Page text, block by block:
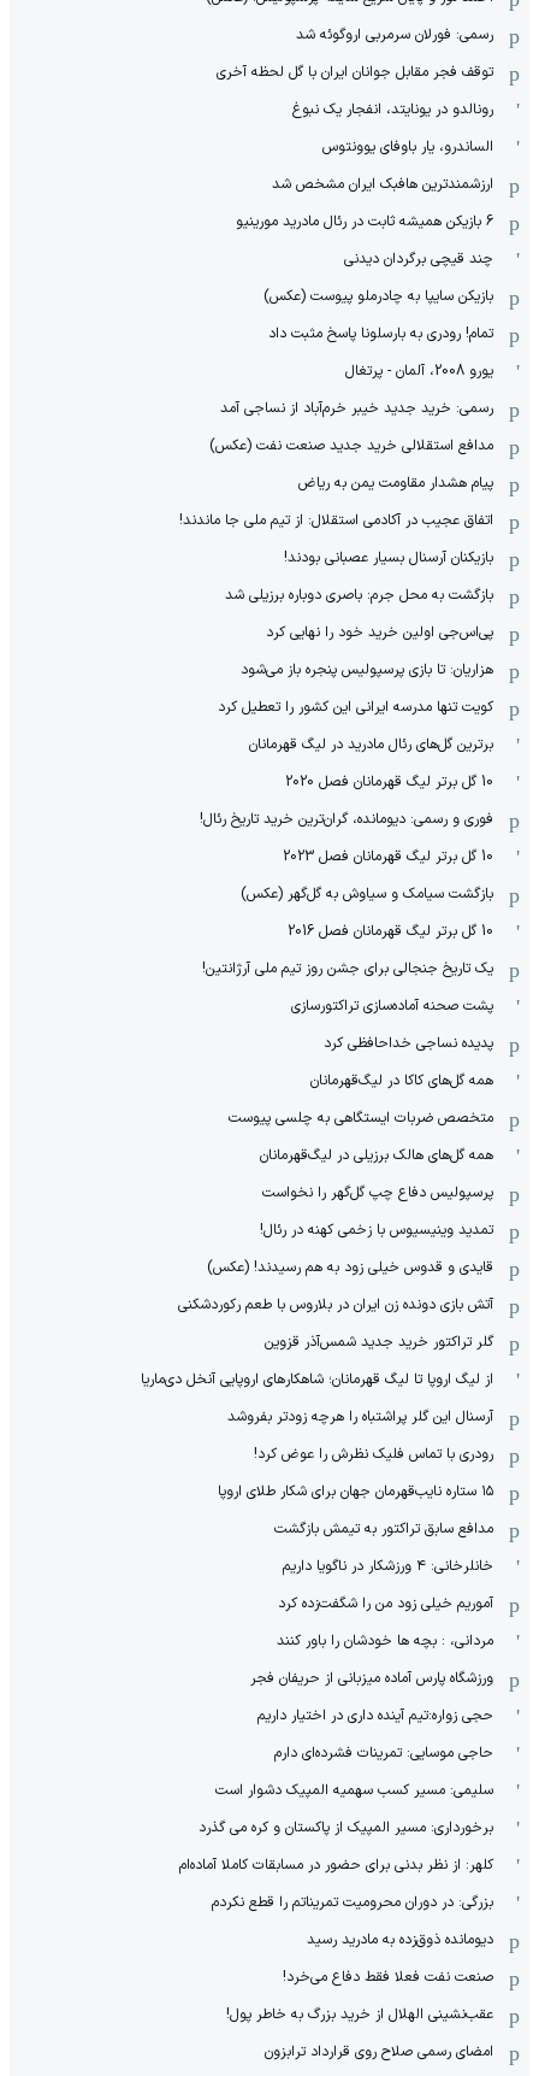
رسمی: فورلان سرمربی اروگوئه شد
توقف فجر مقابل جوانان ایران با گل لحظه آخری
رونالدو در یونایتد، انفجار یک نبوغ
الساندرو، یار باوفای یوونتوس
ارزشمندترین هافبک ایران مشخص شد
6 بازیکن همیشه ثابت در رئال مادرید مورینیو
چند قیچی برگردان دیدنی
بازیکن سایپا به چادرملو پیوست (عکس)
تمام! رودری به بارسلونا پاسخ مثبت داد
یورو 2008، آلمان - پرتغال
رسمی: خرید جدید خیبر خرم‌آباد از نساجی آمد
مدافع استقلالی خرید جدید صنعت نفت (عکس)
پیام هشدار مقاومت یمن به ریاض
اتفاق عجیب در آکادمی استقلال: از تیم ملی جا ماندند!
بازیکنان آرسنال بسیار عصبانی بودند!
بازگشت به محل جرم: باصری دوباره برزیلی شد
پی‌اس‌جی اولین خرید خود را نهایی کرد
هزاریان: تا بازی پرسپولیس پنجره باز می‌شود
کویت تنها مدرسه ایرانی این کشور را تعطیل کرد
برترین گل‌های رئال مادرید در لیگ قهرمانان
10 گل برتر لیگ قهرمانان فصل 2020
فوری و رسمی: دیومانده، گران‌ترین خرید تاریخ رئال!
10 گل برتر لیگ قهرمانان فصل 2023
بازگشت سیامک و سیاوش به گل‌گهر (عکس)
10 گل برتر لیگ قهرمانان فصل 2016
یک تاریخ جنجالی برای جشن روز تیم ملی آرژانتین!
پشت صحنه آماده‌سازی تراکتورسازی
پدیده نساجی خداحافظی کرد
همه گل‌های کاکا در لیگ‌قهرمانان
متخصص ضربات ایستگاهی به چلسی پیوست
همه گل‌های هالک برزیلی در لیگ‌قهرمانان
پرسپولیس دفاع چپ گل‌گهر را نخواست
تمدید وینیسیوس با زخمی کهنه در رئال!
قایدی و قدوس خیلی زود به هم رسیدند! (عکس)
آتش بازی دونده زن ایران در بلاروس با طعم رکوردشکنی
گلر تراکتور خرید جدید شمس‌آذر قزوین
از لیگ اروپا تا لیگ قهرمانان؛ شاهکارهای اروپایی آنخل دی‌ماریا
آرسنال این گلر پراشتباه را هرچه زودتر بفروشد
رودری با تماس فلیک نظرش را عوض کرد!
١۵ ستاره نایب‌قهرمان جهان برای شکار طلای اروپا
مدافع سابق تراکتور به تیمش بازگشت
خانلرخانی: ۴ ورزشکار در ناگویا داریم
آموریم خیلی زود من را شگفت‌زده کرد
مردانی، : بچه ها خودشان را باور کنند
ورزشگاه پارس آماده میزبانی از حریفان فجر
حجی زواره:تیم آینده داری در اختیار داریم
حاجی موسایی: تمرینات فشرده‌ای دارم
سلیمی: مسیر کسب سهمیه المپیک دشوار است
برخورداری: مسیر المپیک از پاکستان و کره می گذرد
کلهر: از نظر بدنی برای حضور در مسابقات کاملا آماده‌ام
بزرگی: در دوران محرومیت تمریناتم را قطع نکردم
دیومانده ذوق‌زده به مادرید رسید
صنعت نفت فعلا فقط دفاع می‌خرد!
عقب‌نشینی الهلال از خرید بزرگ به خاطر پول!
امضای رسمی صلاح روی قرارداد ترابزون